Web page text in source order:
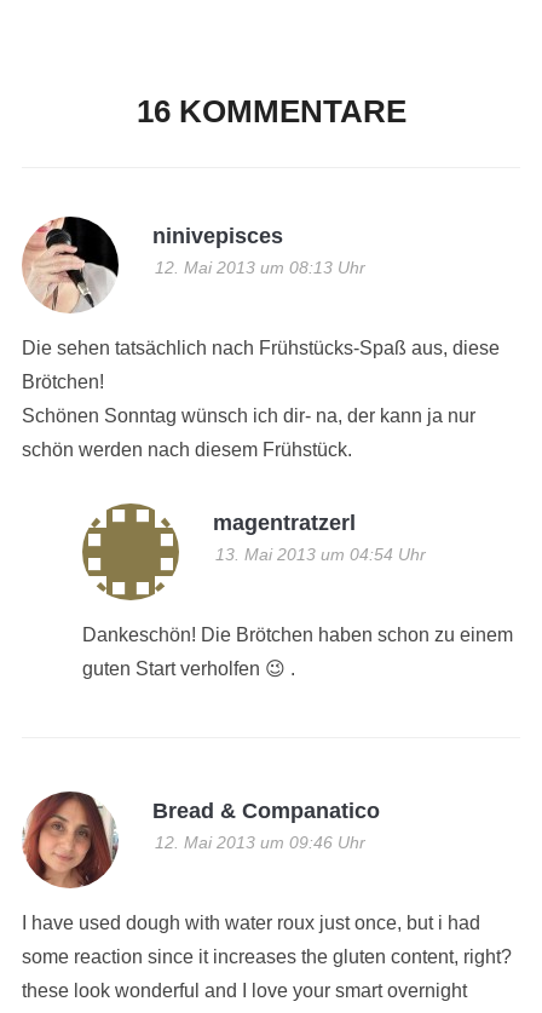
16 KOMMENTARE
ninivepisces
12. Mai 2013 um 08:13 Uhr
Die sehen tatsächlich nach Frühstücks-Spaß aus, diese
Brötchen!
Schönen Sonntag wünsch ich dir- na, der kann ja nur
schön werden nach diesem Frühstück.
magentratzerl
13. Mai 2013 um 04:54 Uhr
Dankeschön! Die Brötchen haben schon zu einem
guten Start verholfen 😉 .
Bread & Companatico
12. Mai 2013 um 09:46 Uhr
I have used dough with water roux just once, but i had
some reaction since it increases the gluten content, right?
these look wonderful and I love your smart overnight